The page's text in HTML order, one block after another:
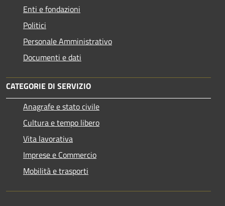
Enti e fondazioni
Politici
Personale Amministrativo
Documenti e dati
CATEGORIE DI SERVIZIO
Anagrafe e stato civile
Cultura e tempo libero
Vita lavorativa
Imprese e Commercio
Mobilità e trasporti